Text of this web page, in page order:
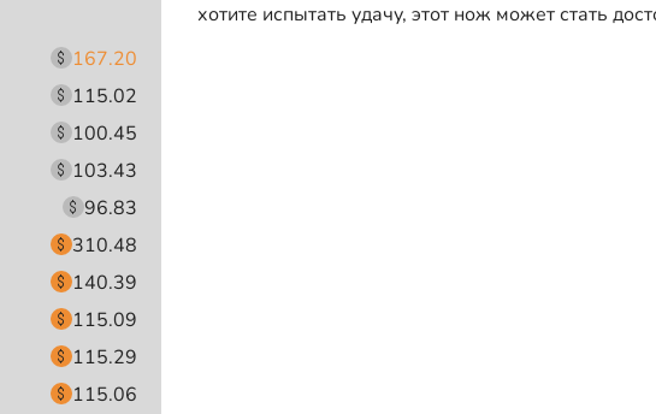
167.20
115.02
100.45
103.43
96.83
310.48
140.39
115.09
115.29
115.06
хотите испытать удачу, этот нож может стать